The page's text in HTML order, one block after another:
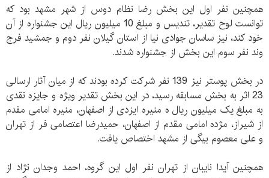
همچنین نفر اول این بخش رضا نظام دوس از شهر مشهد بود که
توانست لوح تقدیر، تندیس و مبلغ 10 میلیون ریال این جشنواره از آن
خود کند، نیز ساسان جوادی نیا از استان گیلان نفر دوم و جمشید فرج
وند نفر سوم این بخش از جشنواره شدند.
در بخش پوستر نیز 139 نفر شرکت کرده بودند که از میان آثار ارسالی
23 اثر به بخش مسابقه رسید، در این بخش تقدیر ویژه و جایزه نقدی
به مبلغ یک میلیون ریال ه منیره ایزدی از اصفهان، منیره امامی مقدم
از شیراز، مژده امامی مقدم از اصفهان، حمیدرضا اعتصامی فر از تهران
و علی معصوم بیگی از مشهد اختصاص یافت.
همچنین آیدا نایبان از تهران نفر اول این گروه، احمد وجدان نژاد از